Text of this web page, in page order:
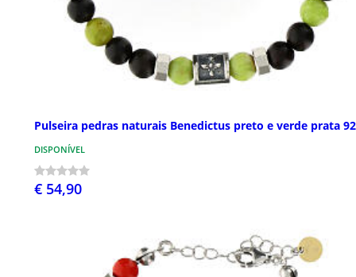
Pulseira pedras naturais Benedictus preto e verde prata
DISPONÍVEL
€ 54,90